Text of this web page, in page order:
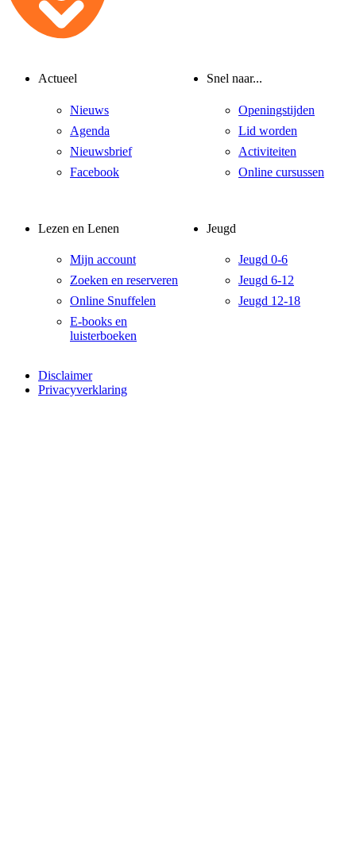
Actueel
Nieuws
Agenda
Nieuwsbrief
Facebook
Snel naar...
Openingstijden
Lid worden
Activiteiten
Online cursussen
Lezen en Lenen
Mijn account
Zoeken en reserveren
Online Snuffelen
E-books en
luisterboeken
Jeugd
Jeugd 0-6
Jeugd 6-12
Jeugd 12-18
Disclaimer
Privacyverklaring